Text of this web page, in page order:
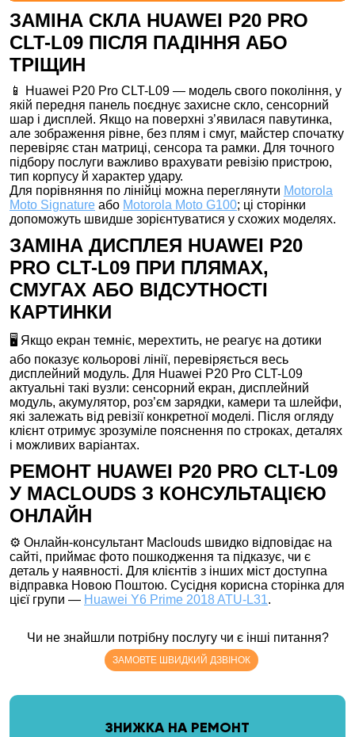
ЗАМІНА СКЛА HUAWEI P20 PRO
CLT-L09 ПІСЛЯ ПАДІННЯ АБО
ТРІЩИН
📱 Huawei P20 Pro CLT-L09 — модель свого покоління, у
якій передня панель поєднує захисне скло, сенсорний
шар і дисплей. Якщо на поверхні з’явилася павутинка,
але зображення рівне, без плям і смуг, майстер спочатку
перевіряє стан матриці, сенсора та рамки. Для точного
підбору послуги важливо врахувати ревізію пристрою,
тип корпусу й характер удару.
Для порівняння по лінійці можна переглянути Motorola
Moto Signature або Motorola Moto G100; ці сторінки
допоможуть швидше зорієнтуватися у схожих моделях.
ЗАМІНА ДИСПЛЕЯ HUAWEI P20
PRO CLT-L09 ПРИ ПЛЯМАХ,
СМУГАХ АБО ВІДСУТНОСТІ
КАРТИНКИ
🖥️ Якщо екран темніє, мерехтить, не реагує на дотики
або показує кольорові лінії, перевіряється весь
дисплейний модуль. Для Huawei P20 Pro CLT-L09
актуальні такі вузли: сенсорний екран, дисплейний
модуль, акумулятор, роз’єм зарядки, камери та шлейфи,
які залежать від ревізії конкретної моделі. Після огляду
клієнт отримує зрозуміле пояснення по строках, деталях
і можливих варіантах.
РЕМОНТ HUAWEI P20 PRO CLT-L09
У MACLOUDS З КОНСУЛЬТАЦІЄЮ
ОНЛАЙН
⚙️ Онлайн-консультант Maclouds швидко відповідає на
сайті, приймає фото пошкодження та підказує, чи є
деталь у наявності. Для клієнтів з інших міст доступна
відправка Новою Поштою. Сусідня корисна сторінка для
цієї групи — Huawei Y6 Prime 2018 ATU-L31.
Чи не знайшли потрібну послугу чи є інші питання?
ЗАМОВТЕ ШВИДКИЙ ДЗВІНОК
ЗНИЖКА НА РЕМОНТ